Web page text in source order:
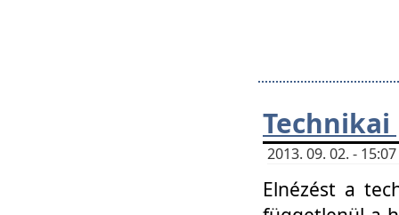
2013. 09. 02. -
Elnézést a